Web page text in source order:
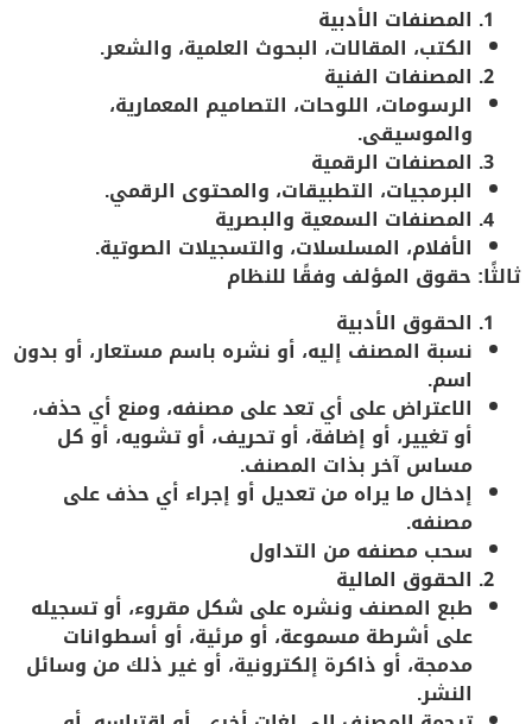
المصنفات الأدبية
الكتب، المقالات، البحوث العلمية، والشعر.
المصنفات الفنية
الرسومات، اللوحات، التصاميم المعمارية،
والموسيقى.
المصنفات الرقمية
البرمجيات، التطبيقات، والمحتوى الرقمي.
المصنفات السمعية والبصرية
الأفلام، المسلسلات، والتسجيلات الصوتية.
ثالثًا: حقوق المؤلف وفقًا للنظام
الحقوق الأدبية
نسبة المصنف إليه، أو نشره باسم مستعار، أو بدون
اسم.
الاعتراض على أي تعد على مصنفه، ومنع أي حذف،
أو تغيير، أو إضافة، أو تحريف، أو تشويه، أو كل
مساس آخر بذات المصنف.
إدخال ما يراه من تعديل أو إجراء أي حذف على
مصنفه.
سحب مصنفه من التداول
الحقوق المالية
طبع المصنف ونشره على شكل مقروء، أو تسجيله
على أشرطة مسموعة، أو مرئية، أو أسطوانات
مدمجة، أو ذاكرة إلكترونية، أو غير ذلك من وسائل
النشر.